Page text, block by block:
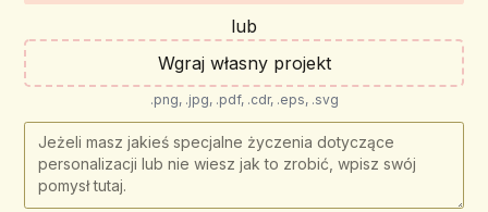
lub
Wgraj własny projekt
.png, .jpg, .pdf, .cdr, .eps, .svg